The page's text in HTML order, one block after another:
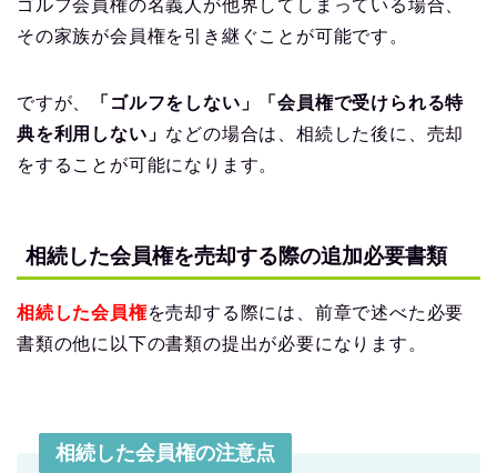
ゴルフ会員権の名義人が他界してしまっている場合、
その家族が会員権を引き継ぐことが可能です。
ですが、
「ゴルフをしない」「会員権で受けられる特
典を利用しない」 などの場合は、相続した後に、売却
をすることが可能になります。
相続した会員権を売却する際の追加必要書類
相続した会員権を売却する際には、前章で述べた必要
書類の他に以下の書類の提出が必要になります。
相続した会員権の注意点